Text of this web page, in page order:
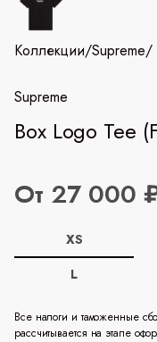
Коллекции/Supreme/
Supreme
Box Logo Tee
От 27 000
XS
L
Все налоги и таможенные
рассчитывается на этапе